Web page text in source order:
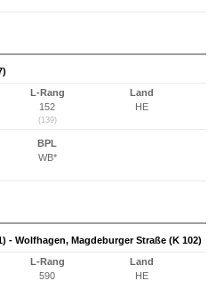
L-Rang
152
(139)
Land
HE
BPL
WB*
- Wolfhagen, Magdeburger Straße (K 102)
L-Rang
590
Land
HE